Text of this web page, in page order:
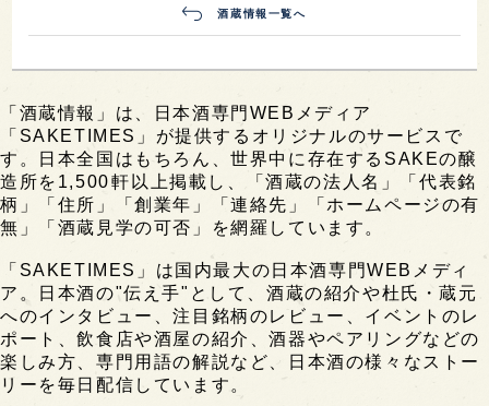
酒蔵情報一覧へ
「酒蔵情報」は、日本酒専門WEBメディア
「SAKETIMES」が提供するオリジナルのサービスで
す。日本全国はもちろん、世界中に存在するSAKEの醸
造所を1,500軒以上掲載し、「酒蔵の法人名」「代表銘
柄」「住所」「創業年」「連絡先」「ホームページの有
無」「酒蔵見学の可否」を網羅しています。
「SAKETIMES」は国内最大の日本酒専門WEBメディ
ア。日本酒の"伝え手"として、酒蔵の紹介や杜氏・蔵元
へのインタビュー、注目銘柄のレビュー、イベントのレ
ポート、飲食店や酒屋の紹介、酒器やペアリングなどの
楽しみ方、専門用語の解説など、日本酒の様々なストー
リーを毎日配信しています。